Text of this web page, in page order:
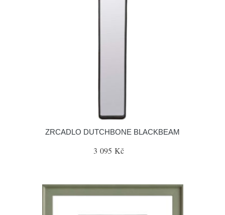
ZRCADLO DUTCHBONE BLACKBEAM
3 095 Kč